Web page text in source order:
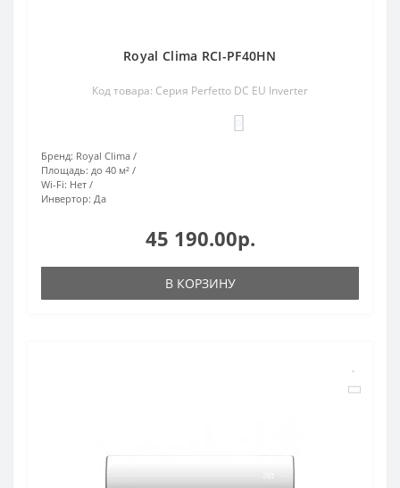
Royal Clima RCI-PF40HN
Код товара: Серия Perfetto DC EU Inverter
Бренд: Royal Clima
Площадь: до 40 м²
Wi-Fi: Нет
Инвертор: Да
45 190.00р.
В КОРЗИНУ